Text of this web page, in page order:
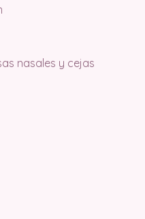
nasales y cejas